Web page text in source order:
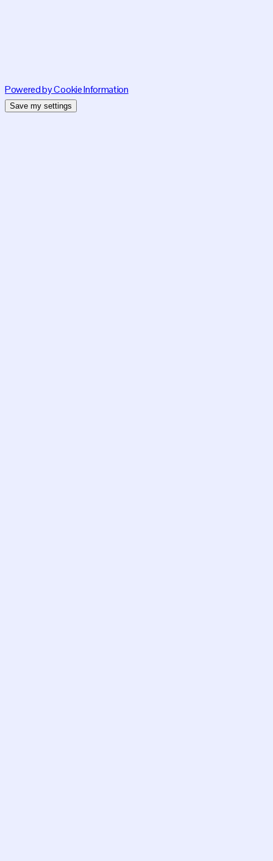
Powered by Cookie Information
Save my settings